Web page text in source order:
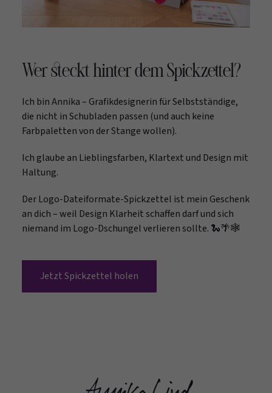
Wer steckt hinter dem Spickzettel?
Ich bin Annika – Grafikdesignerin für Selbstständige,
die nicht in Schubladen passen (und auch keine
Farbpaletten von der Stange wollen).
Ich glaube an Lieblingsfarben, Klartext und Design mit
Haltung.
Der Logo-Dateiformate-Spickzettel ist mein Geschenk
an dich – weil Design Klarheit schaffen darf und sich
niemand im Logo-Dschungel verlieren sollte. 🐍🌴🕸️
Jetzt Spickzettel holen